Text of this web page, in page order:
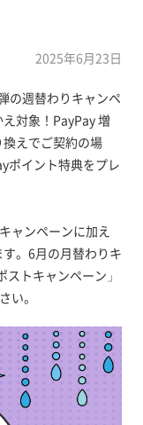
2025年6月23日
の週替わりキャンペ
対象！PayPay 増
えでご契約の場
ポイント特典をプレ
ャンペーンに加え
。6月の月替わりキ
トキャンペーン」
い。